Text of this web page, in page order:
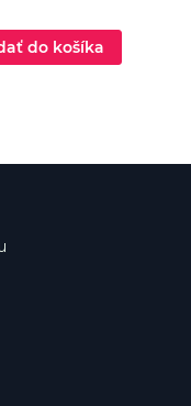
do košíka